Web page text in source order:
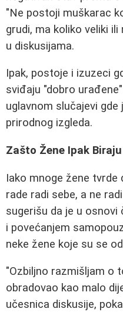
"Ne postoji muškarac
grudi, ma koliko veliki
u diskusijama.
Ipak, postoje i izuzeci
sviđaju "dobro
uglavnom slučajevi
prirodnog izgleda.
Zašto Žene Ipak
Iako mnoge žene
rade radi sebe, a ne
sugerišu da je u
i povećanjem
neke žene koje su se
"Ozbiljno razmišljam o
obradovao kao malo
učesnica diskusije,